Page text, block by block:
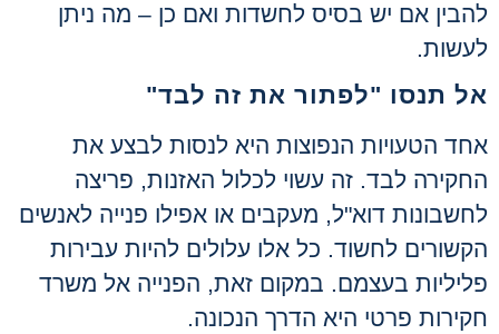
להבין אם יש בסיס לחשדות ואם כן – מה ניתן
לעשות.
אל תנסו "לפתור את זה לבד"
אחד הטעויות הנפוצות היא לנסות לבצע את
החקירה לבד. זה עשוי לכלול האזנות, פריצה
לחשבונות דוא"ל, מעקבים או אפילו פנייה לאנשים
הקשורים לחשוד. כל אלו עלולים להיות עבירות
פליליות בעצמם. במקום זאת, הפנייה אל משרד
חקירות פרטי היא הדרך הנכונה.